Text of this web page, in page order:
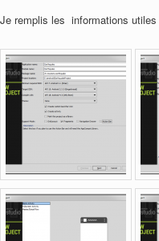
Je remplis les informations utiles